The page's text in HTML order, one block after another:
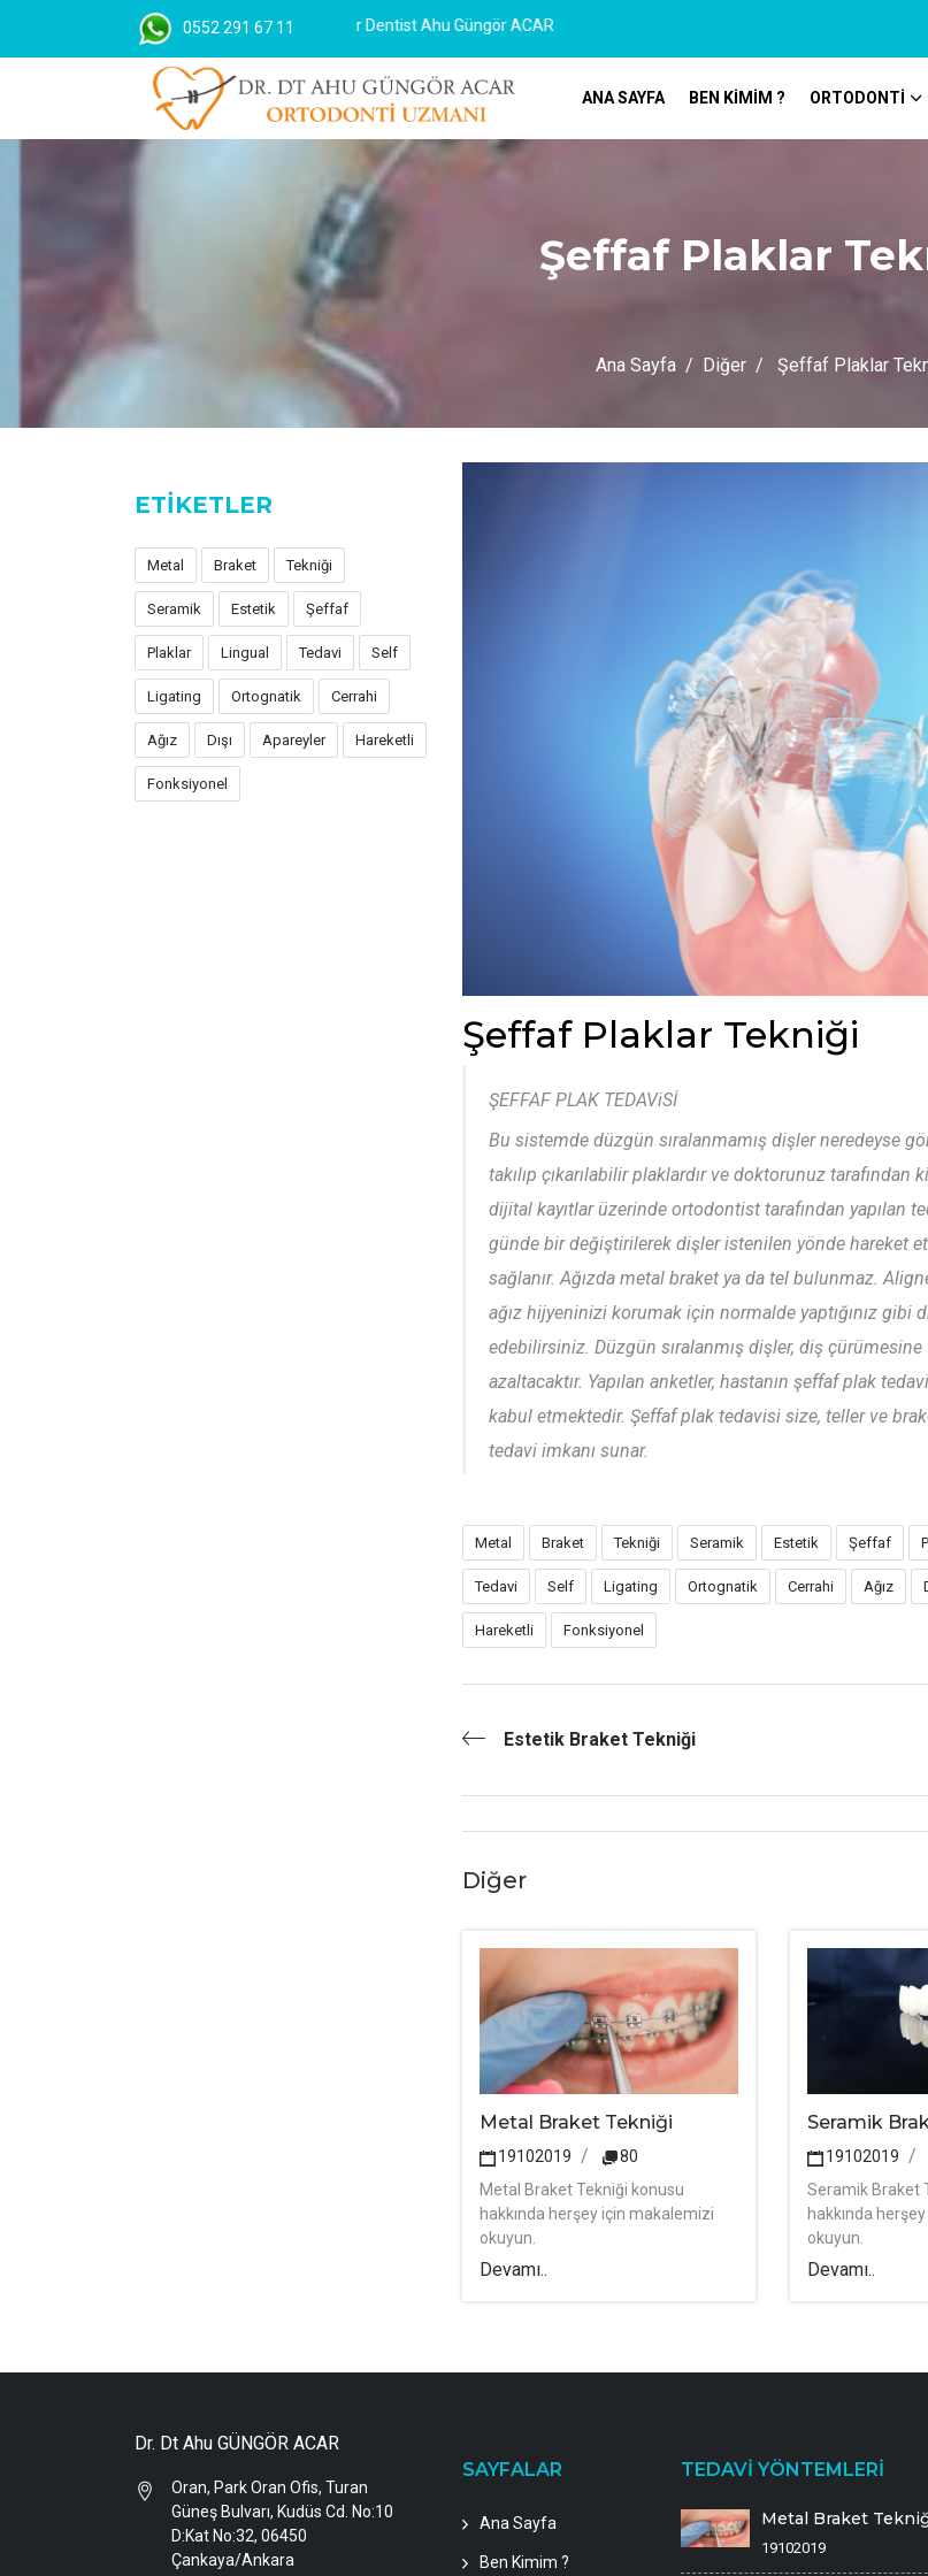
0552 291 67 11
Diş Hekimi / Ortodonti Uzmanı Doktor Dentist Ahu Güngör ACAR
ANA SAYFA BEN KİMİM ? ORTODONTİ
Şeffaf Plaklar
Ana Sayfa Diğer Şeffaf Plaklar
Şeffaf Plaklar Tekniği
ŞEFFAF PLAK TEDAViSİ
Bu sistemde düzgün sıralanmamış dişler neredeyse
takılıp çıkarılabilir plaklardır ve doktorunuz
dijital kayıtlar üzerinde ortodontist tarafından yapılan
günde bir değiştirilerek dişler istenilen yönde hareket
sağlanır. Ağızda metal braket ya da tel bulunmaz.
ağız hijyeninizi korumak için normalde yaptığınız
edebilirsiniz. Düzgün sıralanmış dişler, diş
azaltacaktır. Yapılan anketler, hastanın şeffaf plak
kabul etmektedir. Şeffaf plak tedavisi size, teller ve
tedavi imkanı sunar.
Metal Braket Tekniği Seramik Estetik Şeffaf
Tedavi Self Ligating Ortognatik Cerrahi Ağız
Hareketli Fonksiyonel
Estetik Braket Tekniği
Diğer
Metal Braket Tekniği
19102019
80
Metal Braket Tekniği konusu
hakkında herşey için makalemizi
okuyun.
Devamı..
Seramik
19102019
Seramik Braket
hakkında
okuyun.
Devamı..
ETİKETLER
Metal Braket Tekniği
Seramik Estetik Şeffaf
Plaklar Lingual Tedavi Self
Ligating Ortognatik Cerrahi
Ağız Dışı Apareyler Hareketli
Fonksiyonel
Dr. Dt Ahu GÜNGÖR ACAR
Oran, Park Oran Ofis, Turan
Güneş Bulvarı, Kudüs Cd. No:10
D:Kat No:32, 06450
Çankaya/Ankara
SAYFALAR
Ana Sayfa
Ben Kimim ?
TEDAVİ YÖNTEMLERİ
Metal Braket
19102019